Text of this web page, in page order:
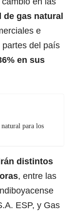
de gas natural
e
partes del país
en sus
para los
distintos
, entre las
ESP, y Gas